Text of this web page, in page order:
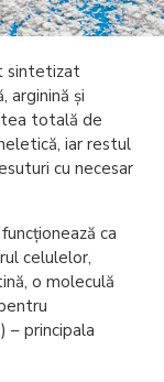
sintetizat
arginină și
totală de
iar restul
cu necesar
ca
celulelor,
o moleculă
– principala